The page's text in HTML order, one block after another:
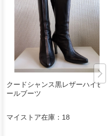
クードシャンス黒レザーハイヒ
ールブーツ
マイストア在庫： 18